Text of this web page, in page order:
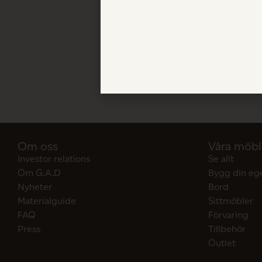
Om oss
Investor relations
Om G.A.D
Nyheter
Materialguide
FAQ
Press
Våra
Se allt
Bygg din
Bord
Sittmöbler
Förvaring
Tillbehör
Outlet